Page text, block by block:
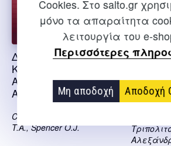
Cookies. Στο salto.gr
μόνο τα απαραίτητα
λειτουργία του e-
Περισσότερες
Μη αποδοχή Αποδοχή
ΔΙΑΧΕΙΡΙΣΗ
ΚΙΝΔΥΝΟΥ ΣΤΟΝ
ΑΘΛΗΤΙΣΜΟ ΚΑΙ ΤΗΝ
ΑΝΑΨΥΧΗ
Connaughton P.D., Pittman
T.A., Spencer O.J.
στους